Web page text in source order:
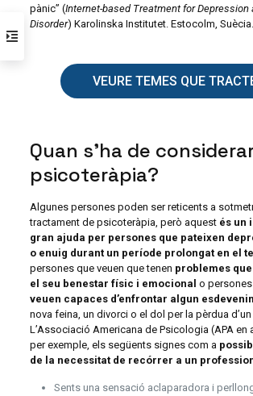
pànic” (Internet-based Treatment for Depression
Disorder) Karolinska Institutet. Estocolm, Suècia.
VEURE TEMES QUE
Quan s’ha de
psicoteràpia?
Algunes persones poden ser reticents a
tractament de psicoteràpia, però aquest és un
gran ajuda per persones que pateixen
o enuig durant un període prolongat en el
persones que veuen que tenen problemes
el seu benestar físic i emocional o
veuen capaces d’enfrontar algun
nova feina, un divorci o el dol per la pèrdua
L’Associació Americana de Psicologia (APA en
per exemple, els següents signes com a
de la necessitat de recórrer a un
Sents una sensació aclaparadora i